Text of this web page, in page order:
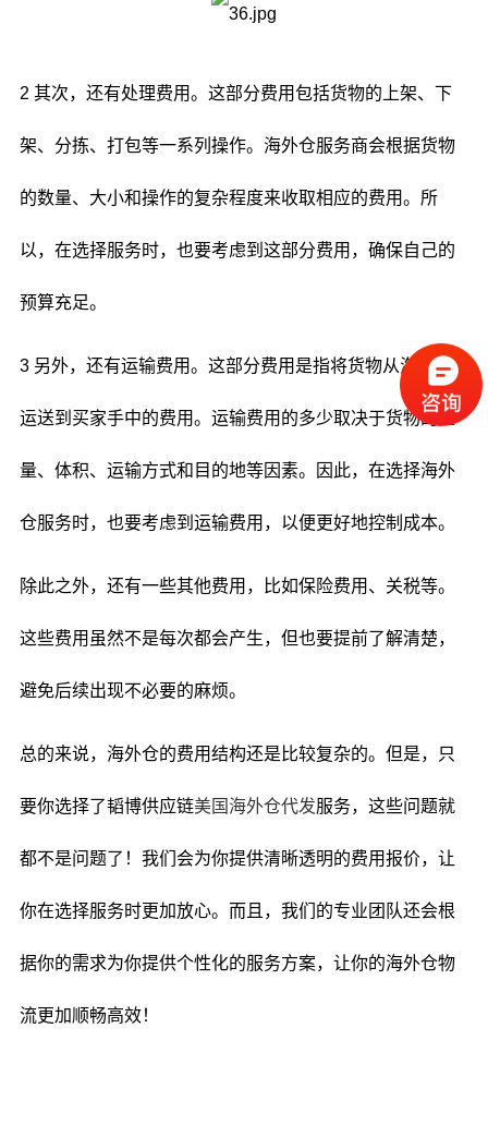
2 其次，还有处理费用。这部分费用包括货物的上架、下
架、分拣、打包等一系列操作。海外仓服务商会根据货物
的数量、大小和操作的复杂程度来收取相应的费用。所
以，在选择服务时，也要考虑到这部分费用，确保自己的
预算充足。
3 另外，还有运输费用。这部分费用是指将货物从海外仓
运送到买家手中的费用。运输费用的多少取决于货物的重
量、体积、运输方式和目的地等因素。因此，在选择海外
仓服务时，也要考虑到运输费用，以便更好地控制成本。
除此之外，还有一些其他费用，比如保险费用、关税等。
这些费用虽然不是每次都会产生，但也要提前了解清楚，
避免后续出现不必要的麻烦。
总的来说，海外仓的费用结构还是比较复杂的。但是，只
要你选择了韬博供应链美国海外仓代发服务，这些问题就
都不是问题了！我们会为你提供清晰透明的费用报价，让
你在选择服务时更加放心。而且，我们的专业团队还会根
据你的需求为你提供个性化的服务方案，让你的海外仓物
流更加顺畅高效！